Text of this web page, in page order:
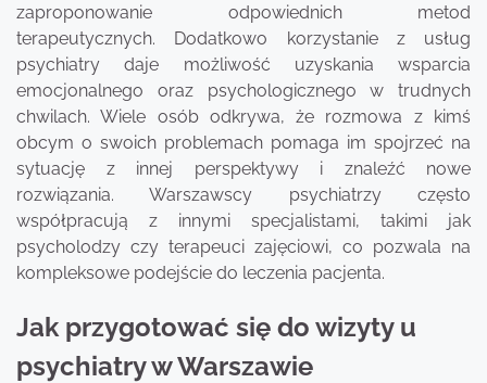
zaproponowanie odpowiednich metod
terapeutycznych. Dodatkowo korzystanie z usług
psychiatry daje możliwość uzyskania wsparcia
emocjonalnego oraz psychologicznego w trudnych
chwilach. Wiele osób odkrywa, że rozmowa z kimś
obcym o swoich problemach pomaga im spojrzeć na
sytuację z innej perspektywy i znaleźć nowe
rozwiązania. Warszawscy psychiatrzy często
współpracują z innymi specjalistami, takimi jak
psycholodzy czy terapeuci zajęciowi, co pozwala na
kompleksowe podejście do leczenia pacjenta.
Jak przygotować się do wizyty u
psychiatry w Warszawie